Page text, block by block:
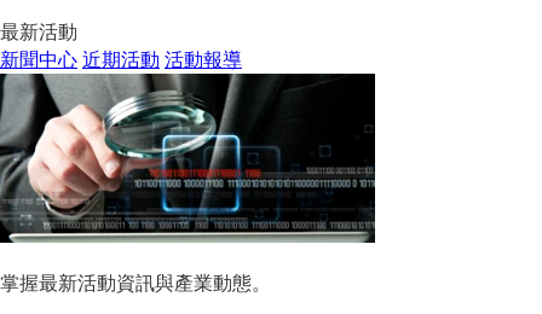
最新活動
新聞中心近期活動 活動報導
掌握最新活動資訊與產業動態。